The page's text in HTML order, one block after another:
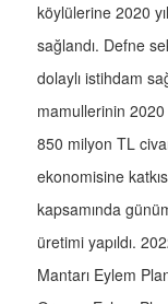
köylülerine 2020
sağlandı. Defne
dolaylı istihdam
mamullerinin 2020
850 milyon TL
ekonomisine
kapsamında
üretimi yapıldı.
Mantarı Eylem